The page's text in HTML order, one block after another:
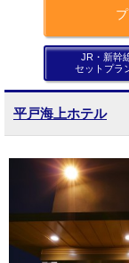
JR・新幹
セットプラ
平戸海上ホテル